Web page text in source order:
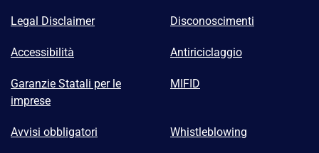
Legal Disclaimer Disconoscimenti
Accessibilità Antiriciclaggio
Garanzie Statali per le
imprese
MIFID
Avvisi obbligatori Whistleblowing